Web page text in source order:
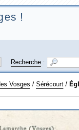
!
Recherche:
Vosges / Sérécourt/